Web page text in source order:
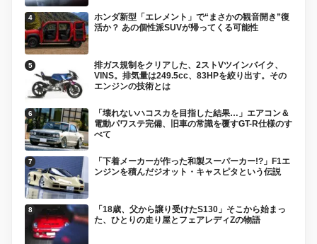
ホンダ新型「エレメント」で“まさかの観音開き”復
活か？ あの個性派SUVが帰ってくる可能性
排ガス規制をクリアした、2ストVツインバイク、
VINS。排気量は249.5cc、83HPを絞り出す。その
エンジンの技術とは
「壊れないハコスカを目指した結果…」エアコン＆
電動パワステ完備、旧車の常識を覆すGT-R仕様のす
べて
「下着メーカーが作った和製スーパーカー!?」F1エ
ンジンを積んだジオット・キャスピタという伝説
「18歳、父から譲り受けたS130」そこから始まっ
た、ひとりの走り屋とフェアレディZの物語